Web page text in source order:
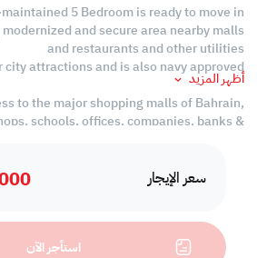
سعر الإيجار
استأجر الآن
5 Bedroom is ready to move in
and secure area nearby malls
and restaurants and other utilities
city attractions and is also navy approved
to the major shopping malls of Bahrain,
schools, offices, companies, banks &
Details of the Villa:
أظهر المزيد